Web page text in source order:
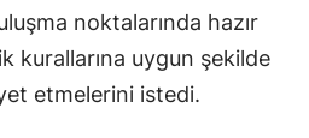
noktalarında hazır
kurallarına uygun şekilde
etmelerini istedi.